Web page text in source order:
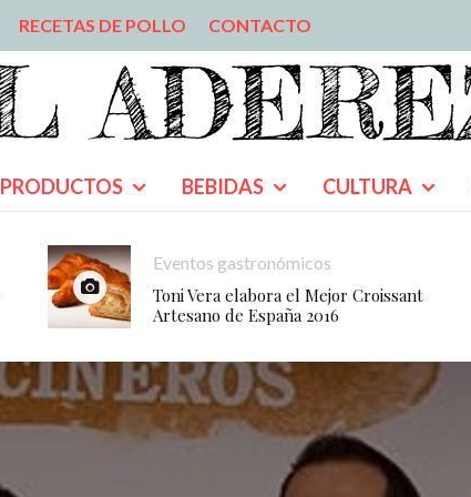
RECETAS DE POLLO CONTACTO
PRODUCTOS BEBIDAS CULTURA
Eventos gastronómicos
Toni Vera elabora el Mejor Croissant
Artesano de España 2016